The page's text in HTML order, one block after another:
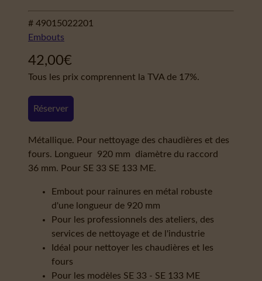
# 49015022201
Embouts
42,00€
Tous les prix comprennent la TVA de 17%.
Réserver
Métallique. Pour nettoyage des chaudières et des
fours. Longueur 920 mm diamètre du raccord
36 mm. Pour SE 33 SE 133 ME.
Embout pour rainures en métal robuste
d'une longueur de 920 mm
Pour les professionnels des ateliers, des
services de nettoyage et de l'industrie
Idéal pour nettoyer les chaudières et les
fours
Pour les modèles SE 33 - SE 133 ME